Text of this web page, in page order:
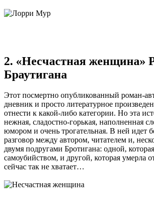
2. «Несчастная женщина»
Браутигана
Этот посмертно опубликованный роман-
дневник и просто литературное
отнести к какой-либо категории. Но эта
нежная, сладостно-горькая, наполненная
юмором и очень трогательная. В ней идет
разговор между автором, читателем и,
двумя подругами Бротигана: одной,
самоубийством, и другой, которая умерла
сейчас так не хватает…